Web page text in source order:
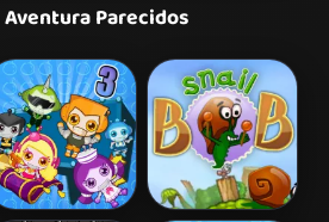
Parecidos